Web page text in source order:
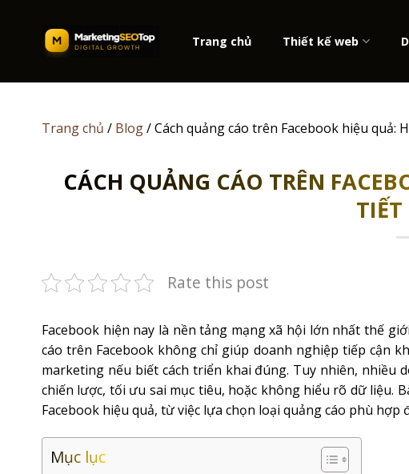
content
Trang chủ Thiết kế web
Trang chủ / Blog/Cách quảng cáo trên Facebook hiệu quả:
CÁCH QUẢNG CÁO TRÊN
Rate this post
Facebook hiện nay là nền tảng mạng xã hội lớn nhất thế
cáo trên Facebook không chỉ giúp doanh nghiệp tiếp cận
marketing nếu biết cách triển khai đúng. Tuy nhiên, nhiều
chiến lược, tối ưu sai mục tiêu, hoặc không hiểu rõ dữ liệu.
Facebook hiệu quả, từ việc lựa chọn loại quảng cáo phù
Mục lục